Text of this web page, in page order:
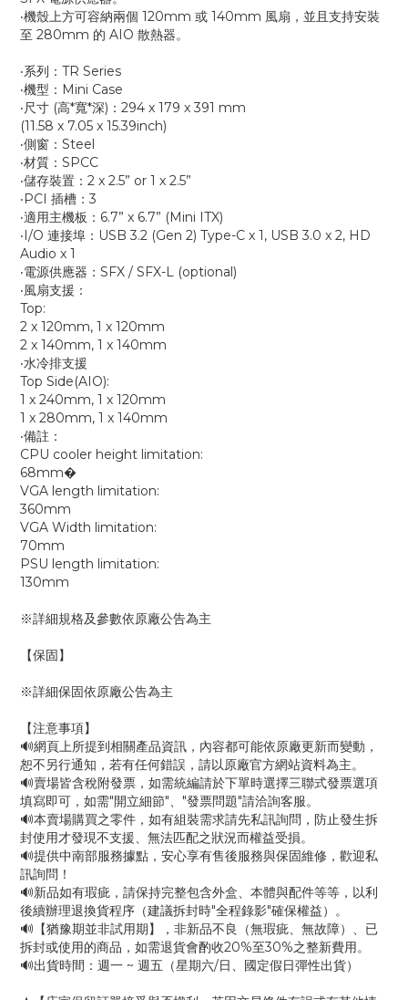
‧機殼上方可容納兩個 120mm 或 140mm 風扇，並且支持安裝
至 280mm 的 AIO 散熱器。
‧系列：TR Series
‧機型：Mini Case
‧尺寸 (高*寬*深)：294 x 179 x 391 mm
(11.58 x 7.05 x 15.39inch)
‧側窗：Steel
‧材質：SPCC
‧儲存裝置：2 x 2.5” or 1 x 2.5”
‧PCI 插槽：3
‧適用主機板：6.7” x 6.7” (Mini ITX)
‧I/O 連接埠：USB 3.2 (Gen 2) Type-C x 1, USB 3.0 x 2, HD
Audio x 1
‧電源供應器：SFX / SFX-L (optional)
‧風扇支援：
Top:
2 x 120mm, 1 x 120mm
2 x 140mm, 1 x 140mm
‧水冷排支援
Top Side(AIO):
1 x 240mm, 1 x 120mm
1 x 280mm, 1 x 140mm
‧備註：
CPU cooler height limitation:
68mm�
VGA length limitation:
360mm
VGA Width limitation:
70mm
PSU length limitation:
130mm
※詳細規格及參數依原廠公告為主
【保固】
※詳細保固依原廠公告為主
【注意事項】
🔊網頁上所提到相關產品資訊，內容都可能依原廠更新而變動，
恕不另行通知，若有任何錯誤，請以原廠官方網站資料為主。
🔊賣場皆含稅附發票，如需統編請於下單時選擇三聯式發票選項
填寫即可，如需"開立細節"、"發票問題"請洽詢客服。
🔊本賣場購買之零件，如有組裝需求請先私訊詢問，防止發生拆
封使用才發現不支援、無法匹配之狀況而權益受損。
🔊提供中南部服務據點，安心享有售後服務與保固維修，歡迎私
訊詢問！
🔊新品如有瑕疵，請保持完整包含外盒、本體與配件等等，以利
後續辦理退換貨程序（建議拆封時"全程錄影"確保權益）。
🔊【猶豫期並非試用期】，非新品不良（無瑕疵、無故障）、已
拆封或使用的商品，如需退貨會酌收20%至30%之整新費用。
🔊出貨時間：週一 ~ 週五（星期六/日、國定假日彈性出貨）